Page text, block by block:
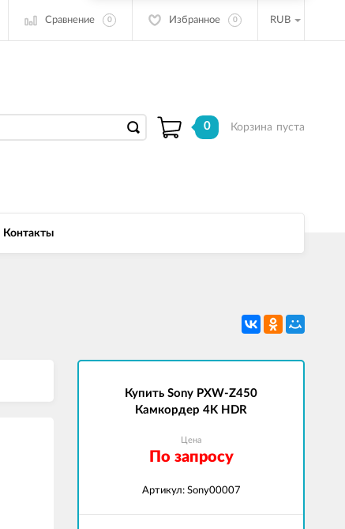
Сравнение 0 Избранное 0 RUB
0 Корзина пуста
Контакты
Купить Sony PXW-Z450
Камкордер 4K HDR
Цена
По запросу
Артикул: Sony00007